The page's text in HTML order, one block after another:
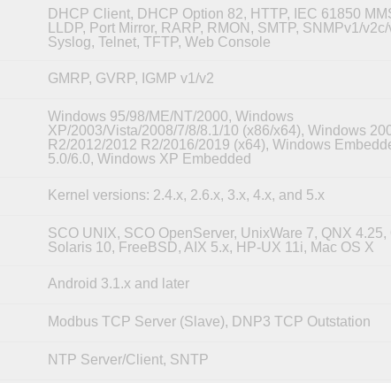
DHCP Client, DHCP Option 82, HTTP, IEC 61850
LLDP, Port Mirror, RARP, RMON, SMTP, SNMPv1/v2c/
Syslog, Telnet, TFTP, Web Console
GMRP, GVRP, IGMP v1/v2
Windows 95/98/ME/NT/2000, Windows
XP/2003/Vista/2008/7/8/8.1/10 (x86/x64), Windows
R2/2012/2012 R2/2016/2019 (x64), Windows
5.0/6.0, Windows XP Embedded
Kernel versions: 2.4.x, 2.6.x, 3.x, 4.x, and 5.x
SCO UNIX, SCO OpenServer, UnixWare 7, QNX 4.25,
Solaris 10, FreeBSD, AIX 5.x, HP-UX 11i, Mac OS X
Android 3.1.x and later
Modbus TCP Server (Slave), DNP3 TCP Outstation
NTP Server/Client, SNTP